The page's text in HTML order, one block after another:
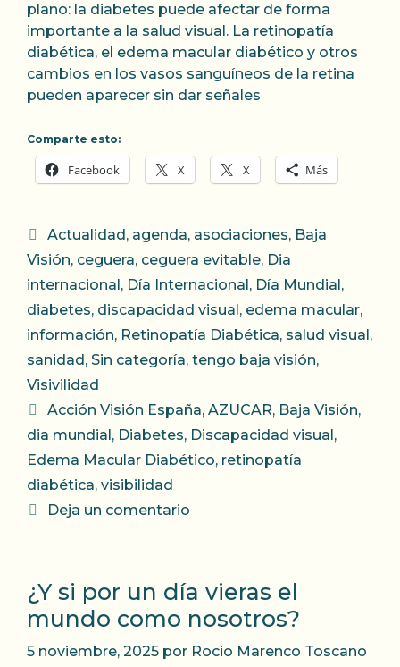
plano: la diabetes puede afectar de forma
importante a la salud visual. La retinopatía
diabética, el edema macular diabético y otros
cambios en los vasos sanguíneos de la retina
pueden aparecer sin dar señales
Comparte esto:
Facebook X X Más
Categorías
Actualidad , agenda, asociaciones, Baja
Visión, ceguera, ceguera evitable, Dia
internacional , Día Internacional , Día Mundial ,
diabetes, discapacidad visual , edema macular,
información, Retinopatía Diabética, salud visual ,
sanidad , Sin categoría, tengo baja visión,
Visivilidad
Etiquetas
Acción Visión España, AZUCAR, Baja Visión,
dia mundial , Diabetes, Discapacidad visual ,
Edema Macular Diabético, retinopatía
diabética, visibilidad
Deja un comentario
¿Y si por un día vieras el
mundo como nosotros?
5 noviembre, 2025 por Rocio Marenco Toscano